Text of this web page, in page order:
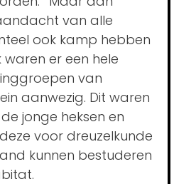
van alle
ook kamp hebben
waren er een hele
van
aanwezig. Dit waren
jonge heksen en
voor dreuzelkunde
kunnen bestuderen